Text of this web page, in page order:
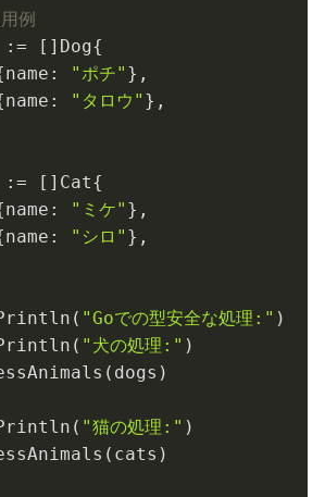
例
[]Dog{
"ポチ" },
"タロウ" },
[]Cat{
"ミケ" },
"シロ" },
"Goでの型安全な処理:" )
"犬の処理:" )
"猫の処理:" )